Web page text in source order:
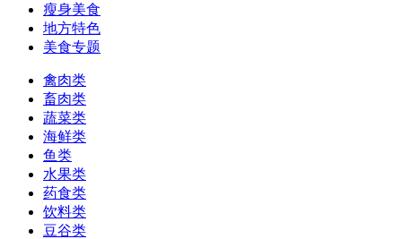
瘦身美食
地方特色
美食专题
禽肉类
畜肉类
蔬菜类
海鲜类
鱼类
水果类
药食类
饮料类
豆谷类